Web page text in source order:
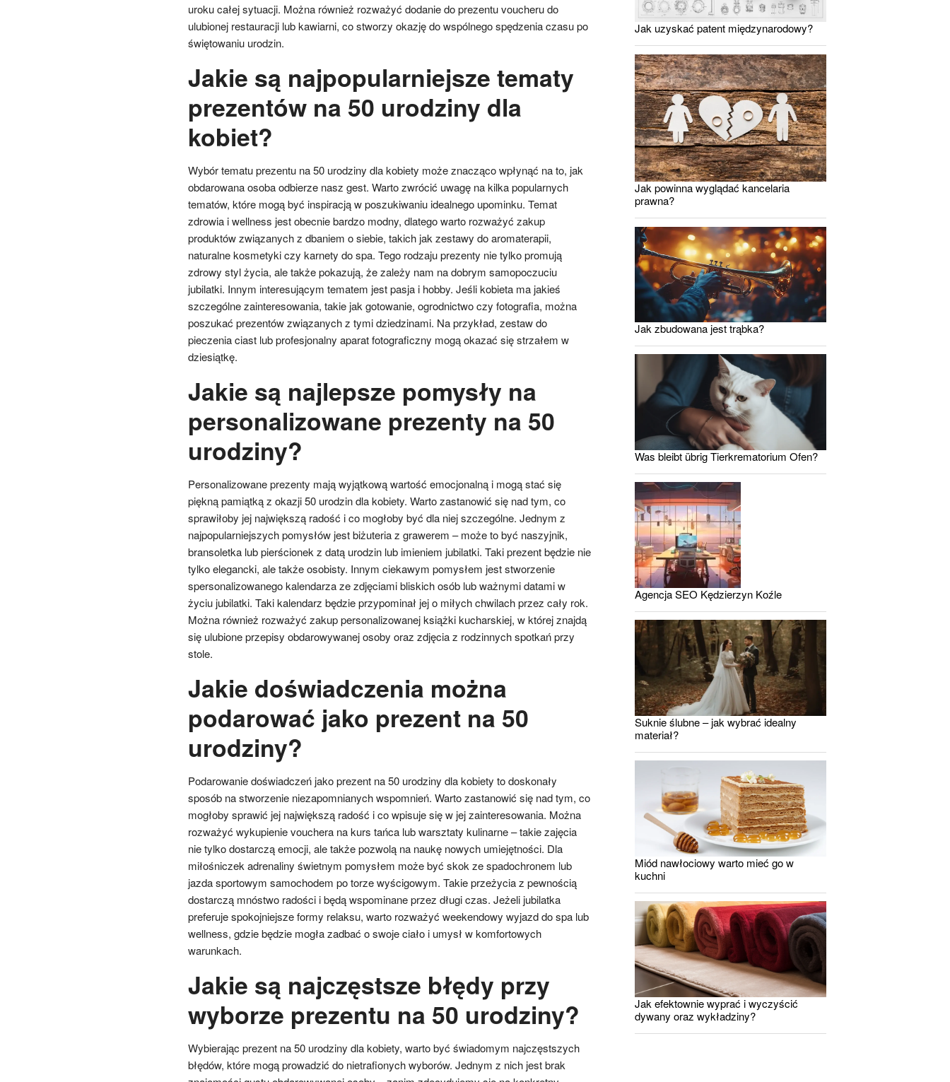
uroku całej sytuacji. Można również rozważyć dodanie do prezentu voucheru do
ulubionej restauracji lub kawiarni, co stworzy okazję do wspólnego spędzenia czasu po
świętowaniu urodzin.
Jakie są najpopularniejsze tematy
prezentów na 50 urodziny dla
kobiet?
Wybór tematu prezentu na 50 urodziny dla kobiety może znacząco wpłynąć na to, jak
obdarowana osoba odbierze nasz gest. Warto zwrócić uwagę na kilka popularnych
tematów, które mogą być inspiracją w poszukiwaniu idealnego upominku. Temat
zdrowia i wellness jest obecnie bardzo modny, dlatego warto rozważyć zakup
produktów związanych z dbaniem o siebie, takich jak zestawy do aromaterapii,
naturalne kosmetyki czy karnety do spa. Tego rodzaju prezenty nie tylko promują
zdrowy styl życia, ale także pokazują, że zależy nam na dobrym samopoczuciu
jubilatki. Innym interesującym tematem jest pasja i hobby. Jeśli kobieta ma jakieś
szczególne zainteresowania, takie jak gotowanie, ogrodnictwo czy fotografia, można
poszukać prezentów związanych z tymi dziedzinami. Na przykład, zestaw do
pieczenia ciast lub profesjonalny aparat fotograficzny mogą okazać się strzałem w
dziesiątkę.
Jakie są najlepsze pomysły na
personalizowane prezenty na 50
urodziny?
Personalizowane prezenty mają wyjątkową wartość emocjonalną i mogą stać się
piękną pamiątką z okazji 50 urodzin dla kobiety. Warto zastanowić się nad tym, co
sprawiłoby jej największą radość i co mogłoby być dla niej szczególne. Jednym z
najpopularniejszych pomysłów jest biżuteria z grawerem – może to być naszyjnik,
bransoletka lub pierścionek z datą urodzin lub imieniem jubilatki. Taki prezent będzie nie
tylko elegancki, ale także osobisty. Innym ciekawym pomysłem jest stworzenie
spersonalizowanego kalendarza ze zdjęciami bliskich osób lub ważnymi datami w
życiu jubilatki. Taki kalendarz będzie przypominał jej o miłych chwilach przez cały rok.
Można również rozważyć zakup personalizowanej książki kucharskiej, w której znajdą
się ulubione przepisy obdarowywanej osoby oraz zdjęcia z rodzinnych spotkań przy
stole.
Jakie doświadczenia można
podarować jako prezent na 50
urodziny?
Podarowanie doświadczeń jako prezent na 50 urodziny dla kobiety to doskonały
sposób na stworzenie niezapomnianych wspomnień. Warto zastanowić się nad tym, co
mogłoby sprawić jej największą radość i co wpisuje się w jej zainteresowania. Można
rozważyć wykupienie vouchera na kurs tańca lub warsztaty kulinarne – takie zajęcia
nie tylko dostarczą emocji, ale także pozwolą na naukę nowych umiejętności. Dla
miłośniczek adrenaliny świetnym pomysłem może być skok ze spadochronem lub
jazda sportowym samochodem po torze wyścigowym. Takie przeżycia z pewnością
dostarczą mnóstwo radości i będą wspominane przez długi czas. Jeżeli jubilatka
preferuje spokojniejsze formy relaksu, warto rozważyć weekendowy wyjazd do spa lub
wellness, gdzie będzie mogła zadbać o swoje ciało i umysł w komfortowych
warunkach.
Jakie są najczęstsze błędy przy
wyborze prezentu na 50 urodziny?
Wybierając prezent na 50 urodziny dla kobiety, warto być świadomym najczęstszych
błędów, które mogą prowadzić do nietrafionych wyborów. Jednym z nich jest brak
Jak uzyskać patent międzynarodowy?
Jak powinna wyglądać kancelaria
prawna?
Jak zbudowana jest trąbka?
Was bleibt übrig Tierkrematorium Ofen?
Agencja SEO Kędzierzyn Koźle
Suknie ślubne – jak wybrać idealny
materiał?
Miód nawłociowy warto mieć go w
kuchni
Jak efektownie wyprać i wyczyścić
dywany oraz wykładziny?